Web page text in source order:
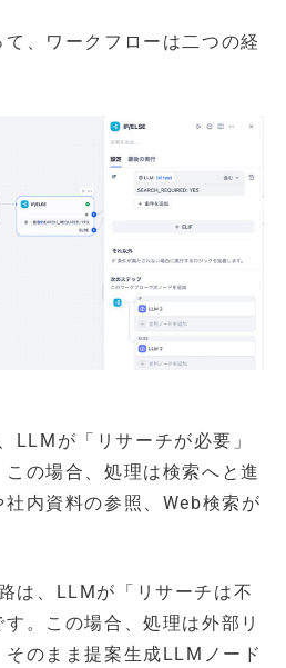
、ワークフローは二つの経
LLMが「リサーチが必要」
の場合、処理は検索へと進
内資料の参照、Web検索が
は、LLMが「リサーチは不
。この場合、処理は外部リ
のまま提案生成LLMノード